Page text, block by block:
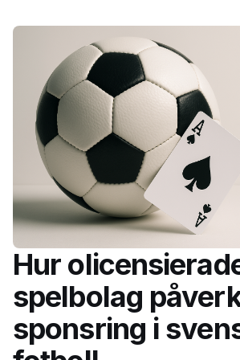
Hur
spelbolag
sponsring i